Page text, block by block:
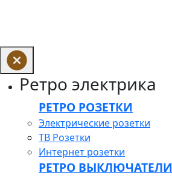
Ретро электрика
РЕТРО РОЗЕТКИ
Электрические розетки
ТВ Розетки
Интернет розетки
РЕТРО ВЫКЛЮЧАТЕЛИ